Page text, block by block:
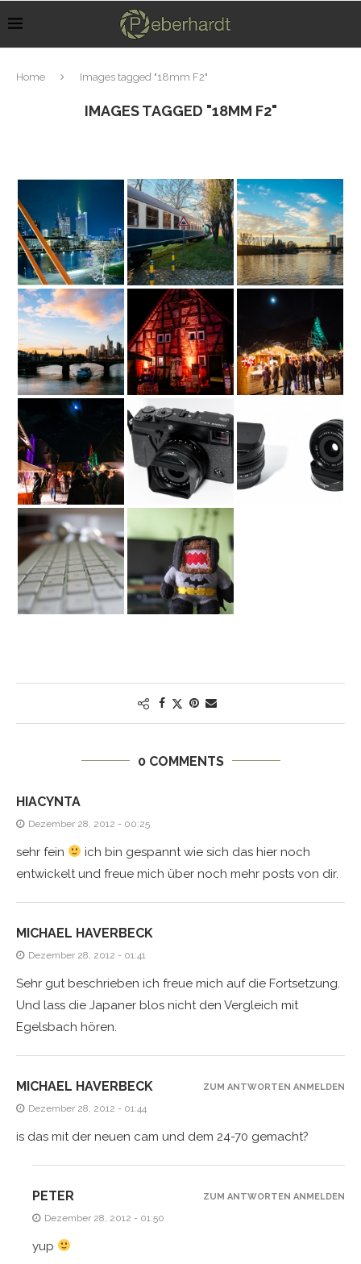
Home Images tagged "18mm F2"
IMAGES TAGGED "18MM F2"
0 COMMENTS
HIACYNTA
Dezember 28, 2012 - 00:25
sehr fein
ich bin gespannt wie sich das hier noch
entwickelt und freue mich über noch mehr posts von dir.
MICHAEL HAVERBECK
Dezember 28, 2012 - 01:41
Sehr gut beschrieben ich freue mich auf die Fortsetzung.
Und lass die Japaner blos nicht den Vergleich mit
Egelsbach hören.
MICHAEL HAVERBECK
Dezember 28, 2012 - 01:44
is das mit der neuen cam und dem 24-70 gemacht?
ZUM ANTWORTEN ANMELDEN
PETER
Dezember 28, 2012 - 01:50
yup
ZUM ANTWORTEN ANMELDEN